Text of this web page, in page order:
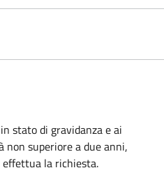
stato di gravidanza e ai
non superiore a due anni,
la richiesta.